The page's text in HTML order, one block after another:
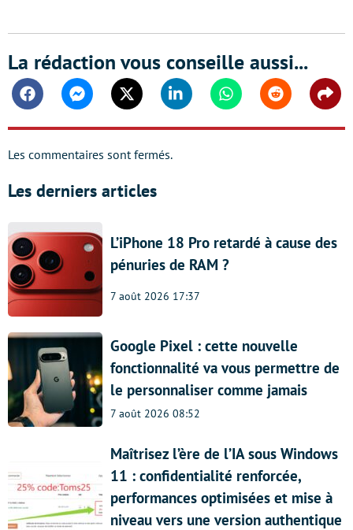
La rédaction vous conseille aussi...
FacebookMessengerTwitter Linkedin WhatsappReddit
Les commentaires sont fermés.
Les derniers articles
L’iPhone 18 Pro retardé à cause des
pénuries de RAM ?
7 août 2026 17:37
Google Pixel : cette nouvelle
fonctionnalité va vous permettre de
le personnaliser comme jamais
7 août 2026 08:52
Maîtrisez l’ère de l’IA sous Windows
11 : confidentialité renforcée,
performances optimisées et mise à
niveau vers une version authentique